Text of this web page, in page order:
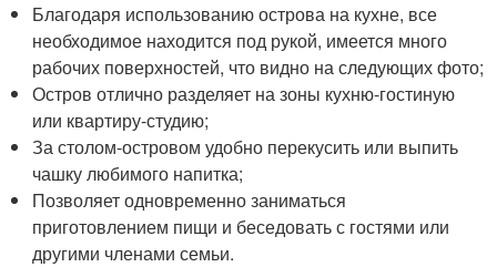
Благодаря использованию острова на кухне, все
необходимое находится под рукой, имеется много
рабочих поверхностей, что видно на следующих фото;
Остров отлично разделяет на зоны кухню-гостиную
или квартиру-студию;
За столом-островом удобно перекусить или выпить
чашку любимого напитка;
Позволяет одновременно заниматься
приготовлением пищи и беседовать с гостями или
другими членами семьи.